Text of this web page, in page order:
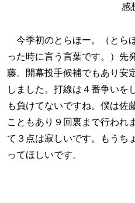
感
今季初のとらほー。（とら
った時に言う言葉です。）先
藤。開幕投手候補でもあり安
しました。打線は４番争いを
も負けてないですね。僕は佐
こともあり９回裏まで行われ
て３点は寂しいです。もうち
ってほしいです。